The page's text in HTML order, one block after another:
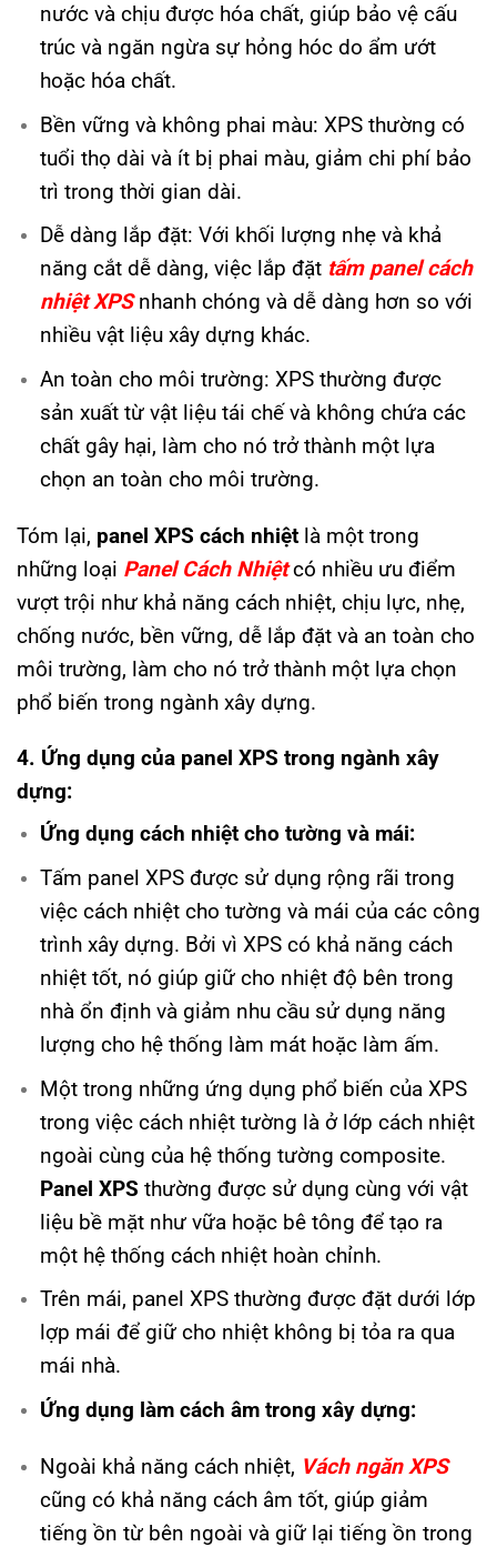
nước và chịu được hóa chất, giúp bảo vệ cấu
trúc và ngăn ngừa sự hỏng hóc do ẩm ướt
hoặc hóa chất.
Bền vững và không phai màu: XPS thường có
tuổi thọ dài và ít bị phai màu, giảm chi phí bảo
trì trong thời gian dài.
Dễ dàng lắp đặt: Với khối lượng nhẹ và khả
năng cắt dễ dàng, việc lắp đặt tấm panel cách
nhiệt XPSnhanh chóng và dễ dàng hơn so với
nhiều vật liệu xây dựng khác.
An toàn cho môi trường: XPS thường được
sản xuất từ vật liệu tái chế và không chứa các
chất gây hại, làm cho nó trở thành một lựa
chọn an toàn cho môi trường.
Tóm lại, panel XPS cách nhiệt là một trong
những loại Panel Cách Nhiệtcó nhiều ưu điểm
vượt trội như khả năng cách nhiệt, chịu lực, nhẹ,
chống nước, bền vững, dễ lắp đặt và an toàn cho
môi trường, làm cho nó trở thành một lựa chọn
phổ biến trong ngành xây dựng.
4. Ứng dụng của panel XPS trong ngành xây
dựng:
Ứng dụng cách nhiệt cho tường và mái:
Tấm panel XPS được sử dụng rộng rãi trong
việc cách nhiệt cho tường và mái của các công
trình xây dựng. Bởi vì XPS có khả năng cách
nhiệt tốt, nó giúp giữ cho nhiệt độ bên trong
nhà ổn định và giảm nhu cầu sử dụng năng
lượng cho hệ thống làm mát hoặc làm ấm.
Một trong những ứng dụng phổ biến của XPS
trong việc cách nhiệt tường là ở lớp cách nhiệt
ngoài cùng của hệ thống tường composite.
Panel XPS thường được sử dụng cùng với vật
liệu bề mặt như vữa hoặc bê tông để tạo ra
một hệ thống cách nhiệt hoàn chỉnh.
Trên mái, panel XPS thường được đặt dưới lớp
lợp mái để giữ cho nhiệt không bị tỏa ra qua
mái nhà.
Ứng dụng làm cách âm trong xây dựng:
Ngoài khả năng cách nhiệt, Vách ngăn XPS
cũng có khả năng cách âm tốt, giúp giảm
tiếng ồn từ bên ngoài và giữ lại tiếng ồn trong